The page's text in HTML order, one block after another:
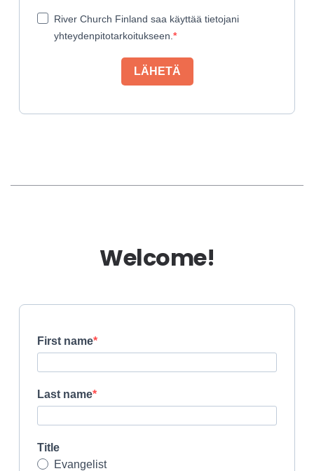
River Church Finland saa käyttää tietojani
yhteydenpitotarkoitukseen.
LÄHETÄ
Welcome!
First name
Last name
Title
Evangelist